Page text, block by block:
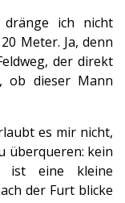
ich nicht
Meter. Ja, denn
der direkt
ob dieser Mann
es mir nicht,
überqueren: kein
ist eine kleine
der Furt blicke